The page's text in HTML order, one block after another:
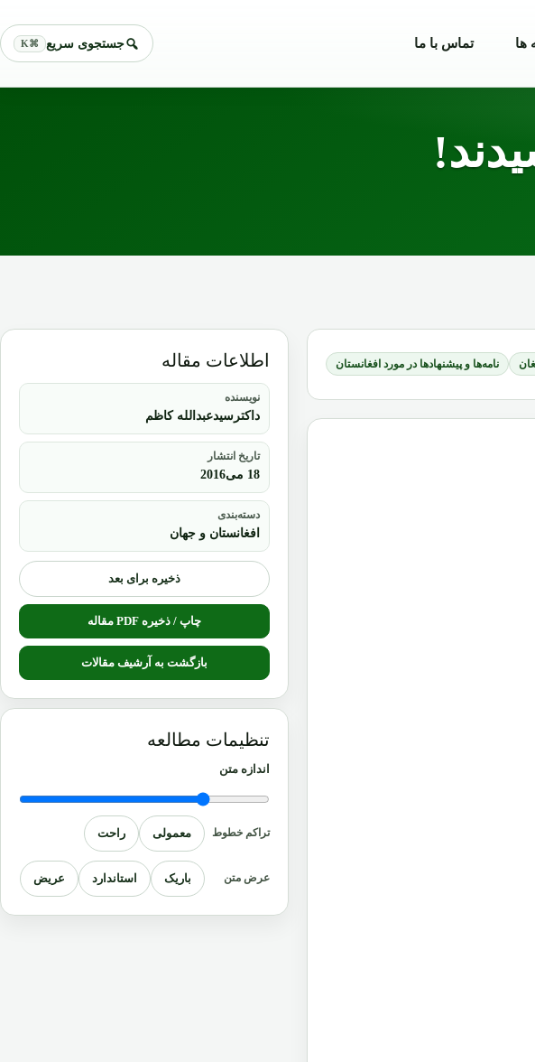
ها تماس با ما جستجوی سریع ⌘K
نامه‌ها و پیشنهادها در مورد افغانستان اطلاعات مقاله
نویسنده
داکترسیدعبدالله کاظم
تاریخ انتشار
18 می2016
دسته‌بندی
افغانستان و جهان
ذخیره برای بعد
چاپ / ذخیره PDF مقاله
بازگشت به آرشیف مقالات
تنظیمات مطالعه
اندازه متن
تراکم خطوط معمولی راحت
عرض متن باریک استاندارد عریض